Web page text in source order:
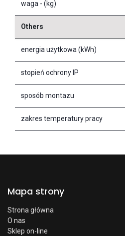
waga - (kg)
Others
energia użytkowa (kWh)
stopień ochrony IP
sposób montazu
zakres temperatury pracy
Mapa strony
Strona główna
O nas
Sklep on-line